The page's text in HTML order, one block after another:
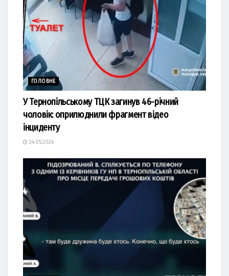
ГОЛОВНЕ
У Тернопільському ТЦК загинув 46-річний
чоловік: оприлюднили фрагмент відео
інциденту
24.05.2026